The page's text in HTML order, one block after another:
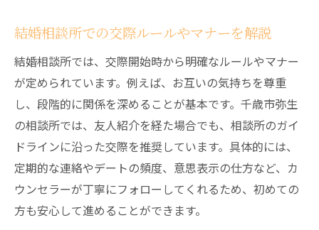
結婚相談所での交際ルールやマナーを解説
結婚相談所では、交際開始時から明確なルールやマナー
が定められています。例えば、お互いの気持ちを尊重
し、段階的に関係を深めることが基本です。千歳市弥生
の相談所では、友人紹介を経た場合でも、相談所のガイ
ドラインに沿った交際を推奨しています。具体的には、
定期的な連絡やデートの頻度、意思表示の仕方など、カ
ウンセラーが丁寧にフォローしてくれるため、初めての
方も安心して進めることができます。